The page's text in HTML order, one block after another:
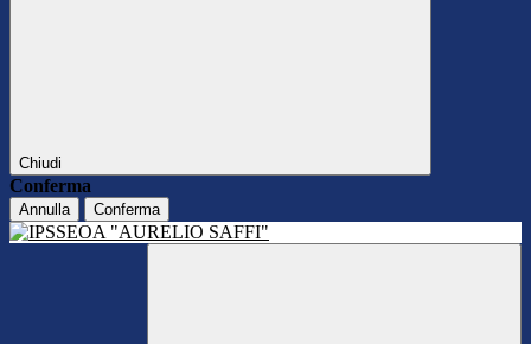
Chiudi
Conferma
Annulla Conferma